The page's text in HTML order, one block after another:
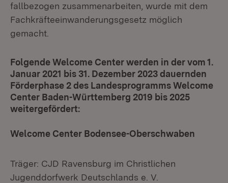
fallbezogen zusammenarbeiten, wurde mit dem
Fachkräfteeinwanderungsgesetz möglich
gemacht.
Folgende Welcome Center werden in der vom 1.
Januar 2021 bis 31. Dezember 2023 dauernden
Förderphase 2 des Landesprogramms Welcome
Center Baden-Württemberg 2019 bis 2025
weitergefördert:
Welcome Center Bodensee-Oberschwaben
Träger: CJD Ravensburg im Christlichen
Jugenddorfwerk Deutschlands e. V.